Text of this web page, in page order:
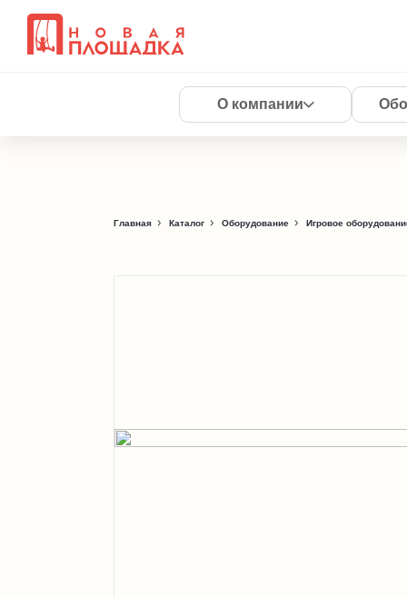
О компании
Главная Каталог Оборудование Игровое